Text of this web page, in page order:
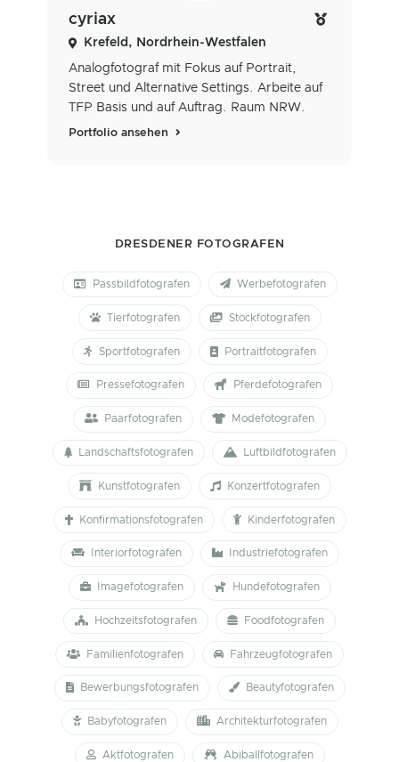
cyriax
Krefeld, Nordrhein-Westfalen
Analogfotograf mit Fokus auf Portrait,
Street und Alternative Settings. Arbeite auf
TFP Basis und auf Auftrag. Raum NRW.
Portfolio ansehen
DRESDENER FOTOGRAFEN
Passbildfotografen Werbefotografen
Tierfotografen Stockfotografen
Sportfotografen Portraitfotografen
Pressefotografen Pferdefotografen
Paarfotografen Modefotografen
Landschaftsfotografen Luftbildfotografen
Kunstfotografen Konzertfotografen
Konfirmationsfotografen Kinderfotografen
Interiorfotografen Industriefotografen
Imagefotografen Hundefotografen
Hochzeitsfotografen Foodfotografen
Familienfotografen Fahrzeugfotografen
Bewerbungsfotografen Beautyfotografen
Babyfotografen Architekturfotografen
Aktfotografen Abiballfotografen